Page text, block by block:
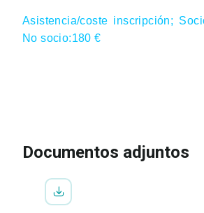
Asistencia/coste inscripción;
No socio:180 €
Documentos adjuntos